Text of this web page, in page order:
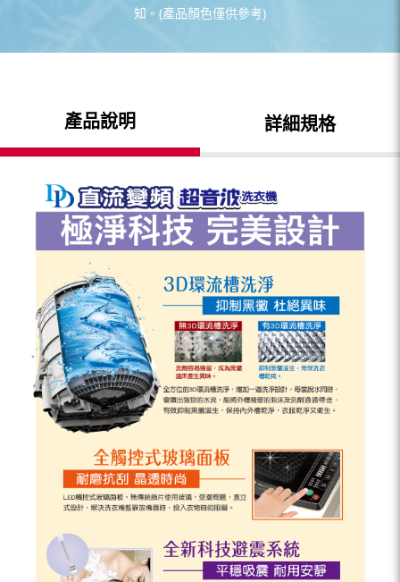
知。(產品顏色僅供參考)
產品說明 詳細規格